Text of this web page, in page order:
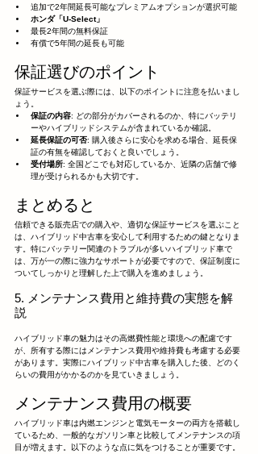
追加で2年間延長可能なプレミアムオプションが選択可能
ホンダ「U-Select」
最長2年間の無料保証
有償で5年間の延長も可能
保証選びのポイント
保証サービスを選ぶ際には、以下のポイントに注意を払いまし
ょう。
保証の内容: どの部分がカバーされるのか、特にバッテリ
ーやハイブリッドシステムが含まれているか確認。
延長保証の可否: 購入後さらに安心を求める場合、延長保
証の有無を確認しておくと良いでしょう。
受付場所: 全国どこでも対応しているか、近隣の店舗で修
理が受けられるかも大切です。
まとめると
信頼できる販売店での購入や、適切な保証サービスを選ぶこと
は、ハイブリッド中古車を安心して利用するための鍵となりま
す。特にバッテリー関連のトラブルが多いハイブリッド車で
は、万が一の際に強力なサポートが必要ですので、保証制度に
ついてしっかりと理解した上で購入を進めましょう。
5. メンテナンス費用と維持費の実態を解
説
ハイブリッド車の魅力はその高燃費性能と環境への配慮です
が、所有する際にはメンテナンス費用や維持費も考慮する必要
があります。実際にハイブリッド中古車を購入した後、どのく
らいの費用がかかるのかを見ていきましょう。
メンテナンス費用の概要
ハイブリッド車は内燃エンジンと電気モーターの両方を搭載し
ているため、一般的なガソリン車と比較してメンテナンスの項
目が増えます。以下のような点に気をつけることが重要です。